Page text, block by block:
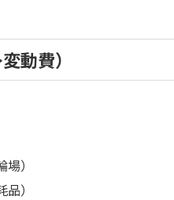
動費）
）
）